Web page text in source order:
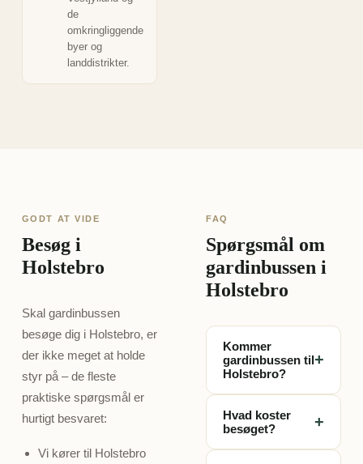
de
omkringliggende
byer og
landdistrikter.
GODT AT VIDE
Besøg i
Holstebro
Skal gardinbussen
besøge dig i Holstebro, er
der ikke meget at holde
styr på – de fleste
praktiske spørgsmål er
hurtigt besvaret:
Vi kører til Holstebro
FAQ
Spørgsmål om
gardinbussen i
Holstebro
Kommer
gardinbussen til
Holstebro?
+
dig i Holstebro og
Vestjylland. Book et
Hvad koster
besøget?
+